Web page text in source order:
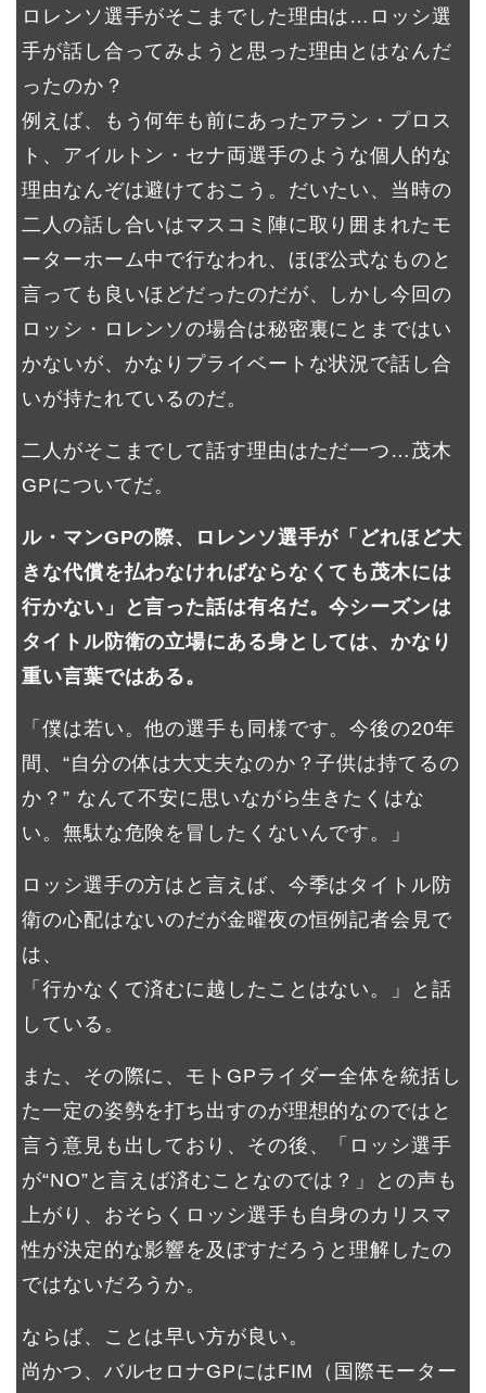
ロレンソ選手がそこまでした理由は…ロッシ選
手が話し合ってみようと思った理由とはなんだ
ったのか？
例えば、もう何年も前にあったアラン・プロス
ト、アイルトン・セナ両選手のような個人的な
理由なんぞは避けておこう。だいたい、当時の
二人の話し合いはマスコミ陣に取り囲まれたモ
ーターホーム中で行なわれ、ほぼ公式なものと
言っても良いほどだったのだが、しかし今回の
ロッシ・ロレンソの場合は秘密裏にとまではい
かないが、かなりプライベートな状況で話し合
いが持たれているのだ。
二人がそこまでして話す理由はただ一つ…茂木
GPについてだ。
ル・マンGPの際、ロレンソ選手が「どれほど大
きな代償を払わなければならなくても茂木には
行かない」と言った話は有名だ。今シーズンは
タイトル防衛の立場にある身としては、かなり
重い言葉ではある。
「僕は若い。他の選手も同様です。今後の20年
間、“自分の体は大丈夫なのか？子供は持てるの
か？” なんて不安に思いながら生きたくはな
い。無駄な危険を冒したくないんです。」
ロッシ選手の方はと言えば、今季はタイトル防
衛の心配はないのだが金曜夜の恒例記者会見で
は、
「行かなくて済むに越したことはない。」と話
している。
また、その際に、モトGPライダー全体を統括し
た一定の姿勢を打ち出すのが理想的なのではと
言う意見も出しており、その後、「ロッシ選手
が“NO”と言えば済むことなのでは？」との声も
上がり、おそらくロッシ選手も自身のカリスマ
性が決定的な影響を及ぼすだろうと理解したの
ではないだろうか。
ならば、ことは早い方が良い。
尚かつ、バルセロナGPにはFIM（国際モーター